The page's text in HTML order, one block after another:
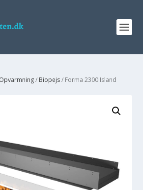
Opvarmning/ Biopejs/ Forma 2300 Island